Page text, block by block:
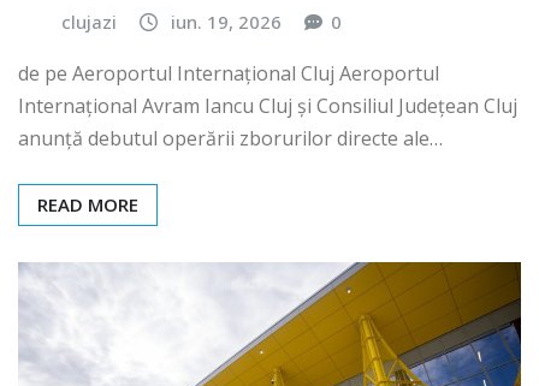
clujazi iun. 19, 2026 0
de pe Aeroportul Internaţional Cluj Aeroportul
Internațional Avram Iancu Cluj și Consiliul Județean Cluj
anunță debutul operării zborurilor directe ale…
READ MORE